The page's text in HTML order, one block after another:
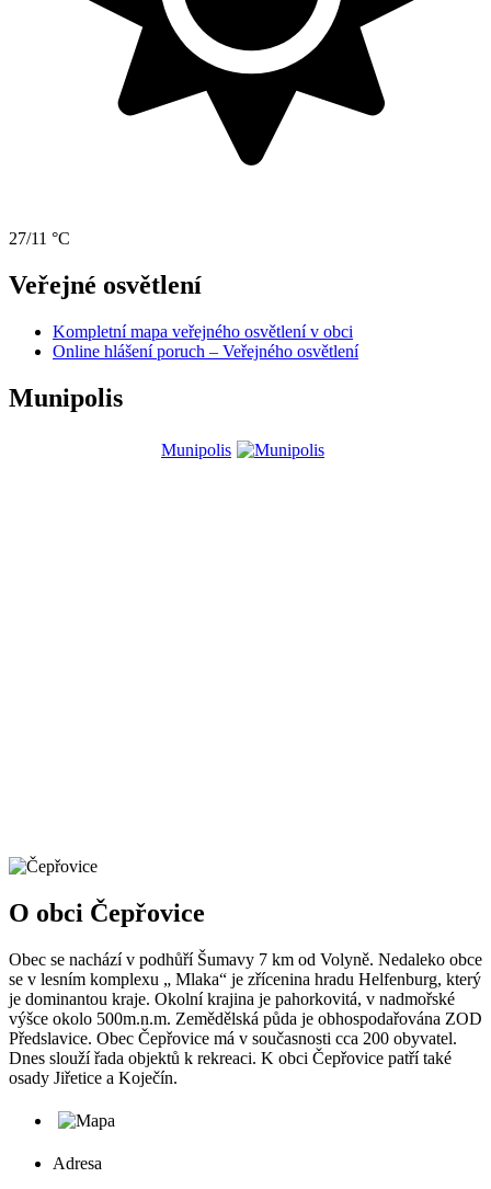
27/11 °C
Veřejné osvětlení
Kompletní mapa veřejného osvětlení v obci
Online hlášení poruch – Veřejného osvětlení
Munipolis
Munipolis
O obci Čepřovice
Obec se nachází v podhůří Šumavy 7 km od Volyně. Nedaleko obce
se v lesním komplexu „ Mlaka“ je zřícenina hradu Helfenburg, který
je dominantou kraje. Okolní krajina je pahorkovitá, v nadmořské
výšce okolo 500m.n.m. Zemědělská půda je obhospodařována ZOD
Předslavice. Obec Čepřovice má v současnosti cca 200 obyvatel.
Dnes slouží řada objektů k rekreaci. K obci Čepřovice patří také
osady Jiřetice a Koječín.
Adresa